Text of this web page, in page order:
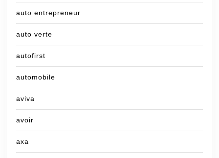
auto entrepreneur
auto verte
autofirst
automobile
aviva
avoir
axa